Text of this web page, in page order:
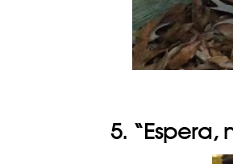
5. “Espera,